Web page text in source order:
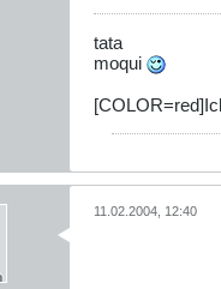
tata
moqui
11.02.2004, 12:40